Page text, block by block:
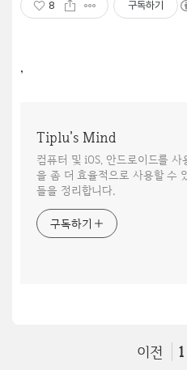
8 구독하기
,
Tiplu's Mind
컴퓨터 및 iOS, 안드로이드를 사
을 좀 더 효율적으로 사용할 수
들을 정리합니다.
구독하기
이전 1